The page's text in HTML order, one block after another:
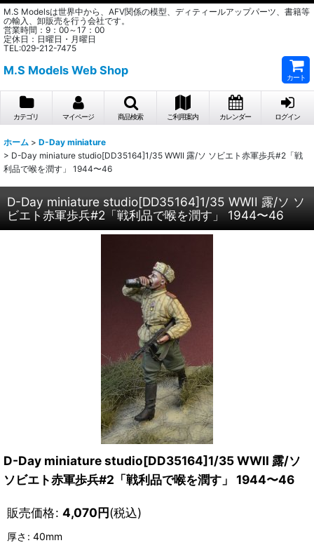
M.S Modelsは世界中から、AFV関係の模型、ディティールアップパーツ、書籍等
の輸入、卸販売を行う会社です。
営業時間：9：00～17：00
定休日：日曜日・月曜日
TEL:029-212-7475
M.S Models Web Shop
カート
カテゴリ マイページ 商品検索 ご利用案内 カレンダー ログイン
ホーム > D-Day miniature
> D-Day miniature studio[DD35164]1/35 WWII 露/ソ ソビエト赤軍歩兵#2「戦
利品で喉を潤す」 1944〜46
D-Day miniature studio[DD35164]1/35 WWII 露/ソ ソ
ビエト赤軍歩兵#2「戦利品で喉を潤す」 1944〜46
D-Day miniature studio[DD35164]1/35 WWII 露/ソ
ソビエト赤軍歩兵#2「戦利品で喉を潤す」 1944〜46
販売価格: 4,070円(税込)
厚さ : 40mm